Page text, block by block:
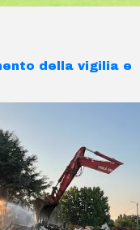
della vigilia e